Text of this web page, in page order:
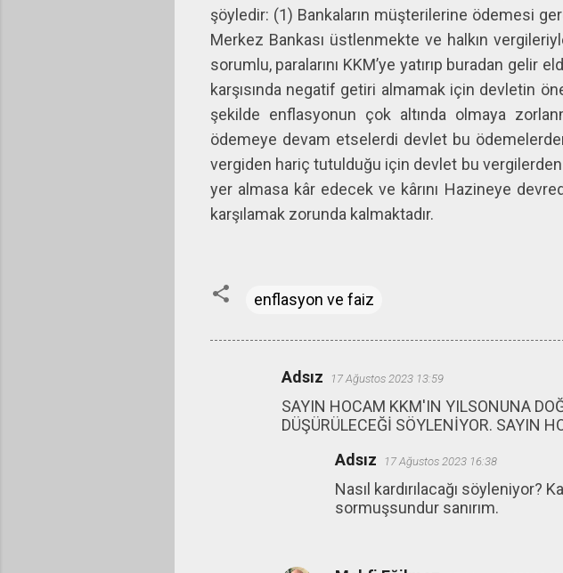
şöyledir: (1) Bankaların müşterilerine ödemesi
Merkez Bankası üstlenmekte ve halkın
sorumlu, paralarını KKM’ye yatırıp buradan
karşısında negatif getiri almamak için devletin
şekilde enflasyonun çok altında olmaya
ödemeye devam etselerdi devlet bu
vergiden hariç tutulduğu için devlet bu
yer almasa kâr edecek ve kârını Hazineye
karşılamak zorunda kalmaktadır.
enflasyon ve faiz
Adsız 17 Ağustos 2023 13:59
SAYIN HOCAM KKM'IN YILSONUNA
DÜŞÜRÜLECEĞİ SÖYLENİYOR. SAYIN
Adsız 17 Ağustos 2023 16:38
Nasıl kardırılacağı söyleniyor?
sormuşsundur sanırım.